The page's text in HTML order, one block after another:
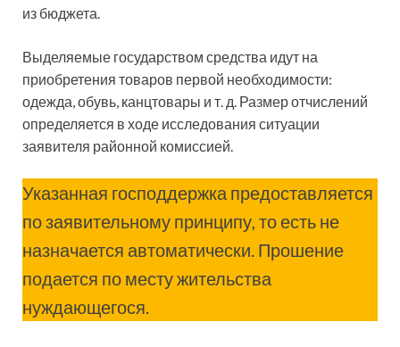
из бюджета.
Выделяемые государством средства идут на
приобретения товаров первой необходимости:
одежда, обувь, канцтовары и т. д. Размер отчислений
определяется в ходе исследования ситуации
заявителя районной комиссией.
Указанная господдержка предоставляется
по заявительному принципу, то есть не
назначается автоматически. Прошение
подается по месту жительства
нуждающегося.